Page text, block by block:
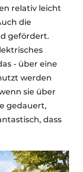
relativ leicht
die
gefördert.
- über eine
werden
sie über
gedauert,
dass